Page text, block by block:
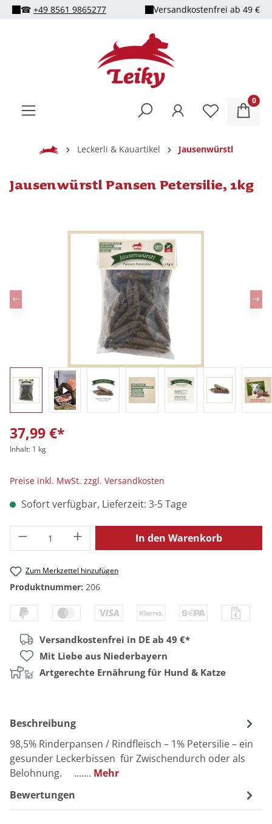
springen
☎ +49 8561 9865277 Versandkostenfrei ab 49 €
0
HomeLeckerli & Kauartikel Jausenwürstl
Jausenwürstl Pansen Petersilie, 1kg
Bildergalerie überspringen
37,99 €*
Inhalt: 1 kg
Preise inkl. MwSt. zzgl. Versandkosten
Sofort verfügbar, Lieferzeit: 3-5 Tage
Produkt Anzahl: Gib den gewünschten
In den Warenkorb
Zum Merkzettel hinzufügen
Produktnummer: 206
Versandkostenfrei in DE ab 49 €*
Mit Liebe aus Niederbayern
Artgerechte Ernährung für Hund & Katze
Beschreibung
98,5% Rinderpansen / Rindfleisch – 1% Petersilie – ein
gesunder Leckerbissen für Zwischendurch oder als
Belohnung. ....… Mehr
Bewertungen